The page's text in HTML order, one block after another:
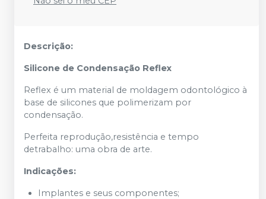
Descrição:
Silicone de Condensação Reflex
Reflex é um material de moldagem odontológico à
base de silicones que polimerizam por
condensação.
Perfeita reprodução,resistência e tempo
detrabalho: uma obra de arte.
Indicações:
Implantes e seus componentes;